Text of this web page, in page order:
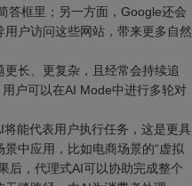
答框里；另一方面，Google还会
户访问这些网站，带来更多自然
更长、更复杂，且经常会持续追
户可以在AI Mode中进行多轮对
将能代表用户执行任务，这是更具
中应用，比如电商场景的“虚拟
后，代理式AI可以协助完成整个